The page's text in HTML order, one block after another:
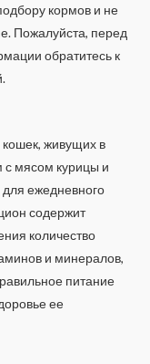
кормов и не
Пожалуйста, перед
обратитесь к
живущих в
мясом курицы и
ежедневного
содержит
количество
и минералов,
питание
ее